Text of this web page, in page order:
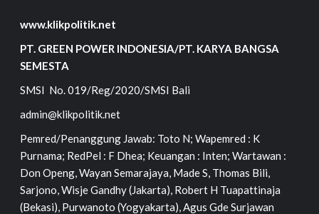
www.klikpolitik.net
PT. GREEN POWER INDONESIA/PT. KARYA BANGSA
SEMESTA
SMSI No. 019/Reg/2020/SMSI Bali
admin@klikpolitik.net
Pemred/Penanggung Jawab: Toto N; Wapemred : K
Purnama; RedPel : F Dhea; Keuangan : Inten; Wartawan :
Don Openg, Wayan Semarajaya, Made S, Thomas Bili,
Sarjono, Wisje Gandhy (Jakarta), Robert H Tuapattinaja
(Bekasi), Purwanoto (Yogyakarta), Agus Gde Surjawan